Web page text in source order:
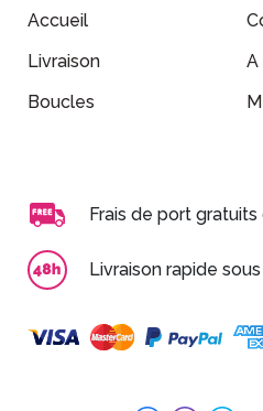
Accueil
Livraison
A
Boucles
Frais de port
Livraison rapide